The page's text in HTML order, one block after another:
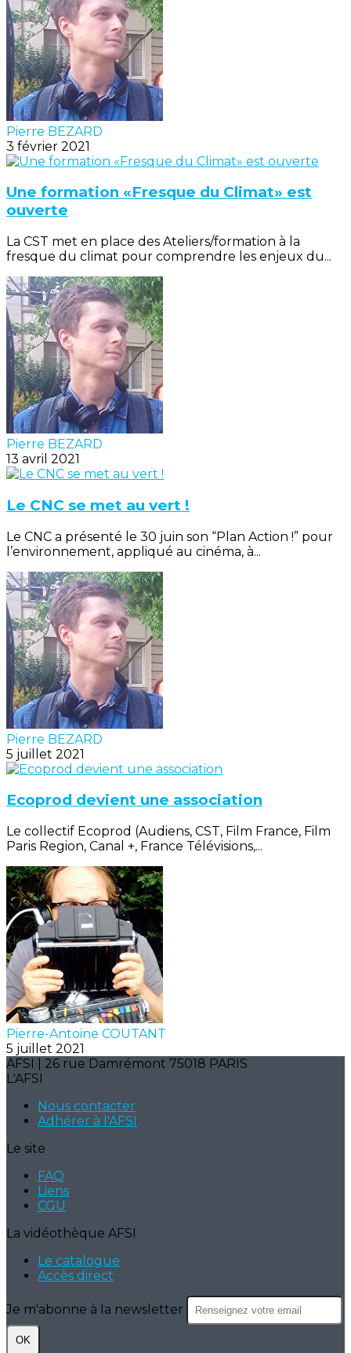
Pierre BEZARD
3 février 2021
Une formation «Fresque du Climat» est
ouverte
La CST met en place des Ateliers/formation à la
fresque du climat pour comprendre les enjeux du...
Pierre BEZARD
13 avril 2021
Le CNC se met au vert !
Le CNC a présenté le 30 juin son “Plan Action !” pour
l’environnement, appliqué au cinéma, à...
Pierre BEZARD
5 juillet 2021
Ecoprod devient une association
Le collectif Ecoprod (Audiens, CST, Film France, Film
Paris Region, Canal +, France Télévisions,...
Pierre-Antoine COUTANT
5 juillet 2021
AFSI | 26 rue Damrémont 75018 PARIS
L'AFSI
Nous contacter
Adhérer à l'AFSI
Le site
FAQ
Liens
CGU
La vidéothèque AFSI
Le catalogue
Accès direct
Je m'abonne à la newsletter
OK